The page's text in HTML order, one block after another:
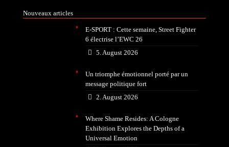
Nouveaux articles
E-SPORT : Cette semaine, Street Fighter
6 électrise l’EWC 26
5. August 2026
Un triomphe émotionnel porté par un
message politique fort
2. August 2026
Where Shame Resides: A Cologne
Exhibition Explores the Depths of a
Universal Emotion